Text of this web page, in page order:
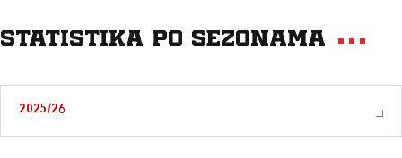
Statistika po sezonama
2025/26